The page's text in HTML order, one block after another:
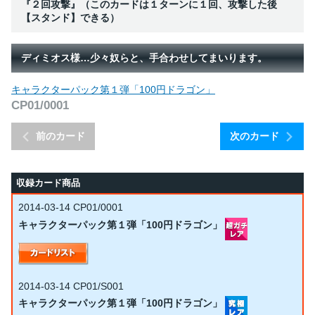
『２回攻撃』（このカードは１ターンに１回、攻撃した後
【スタンド】できる）
ディミオス様…少々奴らと、手合わせしてまいります。
前のカード
キャラクターパック第１弾「100円ドラゴン」
CP01/0001
次のカード
収録カード商品
2014-03-14 CP01/0001
キャラクターパック第１弾「100円ドラゴン」
2014-03-14 CP01/S001
キャラクターパック第１弾「100円ドラゴン」